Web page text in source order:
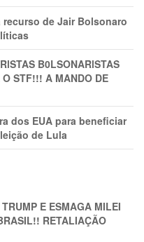
de Jair Bolsonaro
B0LSONARlSTAS
STF!!! A MANDO DE
dos EUA para beneficiar
de Lula
E ESMAGA MILEI
RETALIAÇÃO